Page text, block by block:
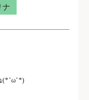
ナ
(*’ω’*)